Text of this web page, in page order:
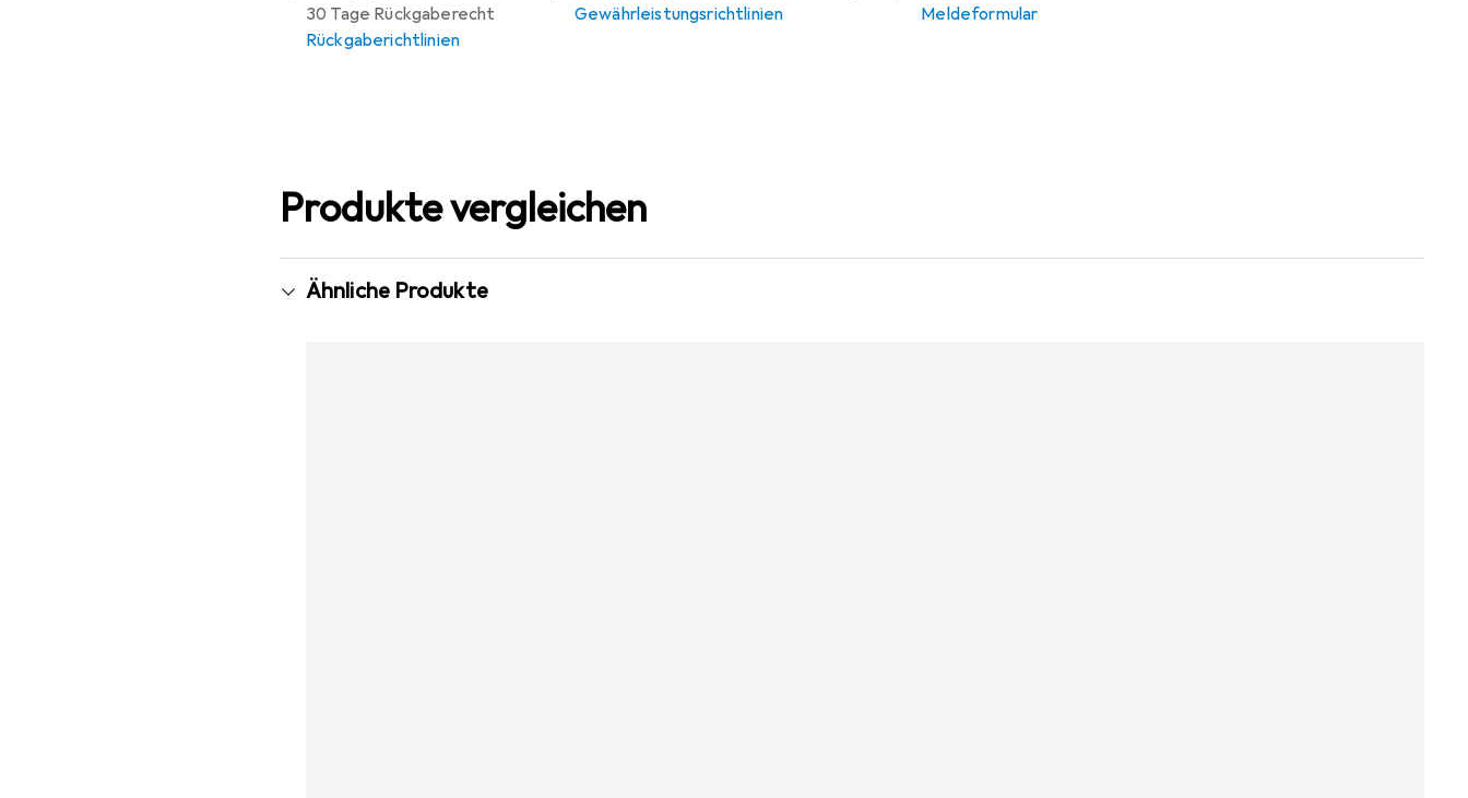
30 Tage Rückgaberecht
Rückgaberichtlinien
Gewährleistungsrichtlinien
Meldeformular
Produkte vergleichen
Ähnliche Produkte